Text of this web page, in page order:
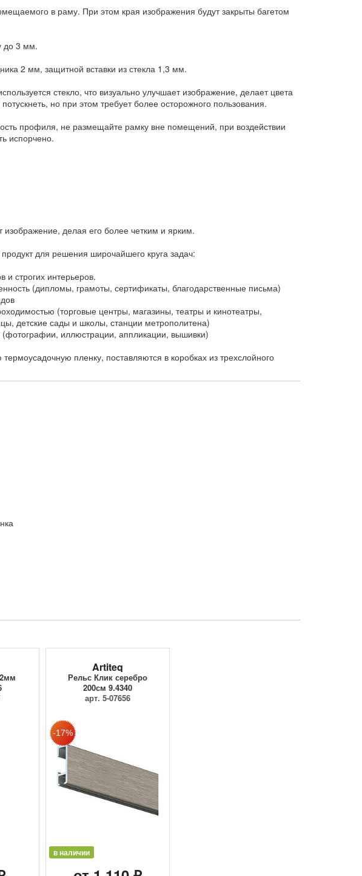
в раму. При этом края изображения будут закрыты багетом
до 3 мм.
2 мм, защитной вставки из стекла 1,3 мм.
стекло, что визуально улучшает изображение, делает цвета
но при этом требует более осторожного пользования.
профиля, не размещайте рамку вне помещений, при воздействии
испорчено.
делая его более четким и ярким.
для решения широчайшего круга задач:
строгих интерьеров.
(дипломы, грамоты, сертификаты, благодарственные письма)
(торговые центры, магазины, театры и кинотеатры,
детские сады и школы, станции метрополитена)
иллюстрации, аппликации, вышивки)
пленку, поставляются в коробках из трехслойного
Artiteq
Рельс Клик серебро
200см 9.4340
арт. 5-07656
в наличии